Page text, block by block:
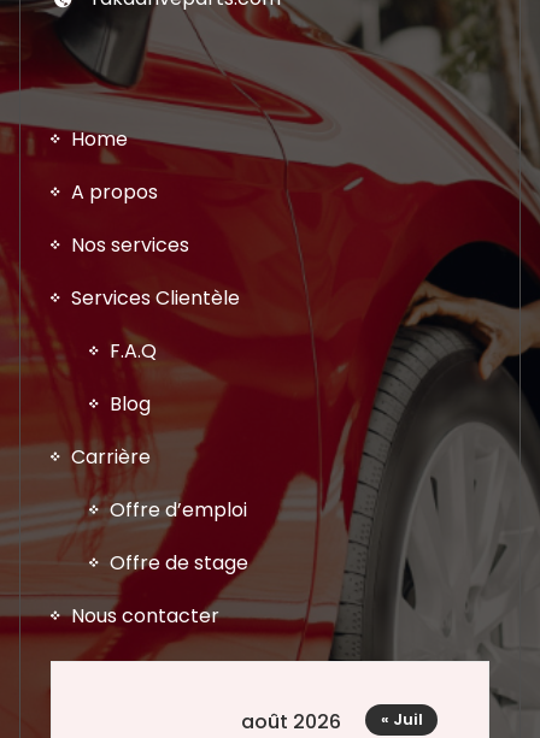
Home
A propos
Nos services
Services Clientèle
F.A.Q
Blog
Carrière
Offre d’emploi
Offre de stage
Nous contacter
août 2026
« Juil